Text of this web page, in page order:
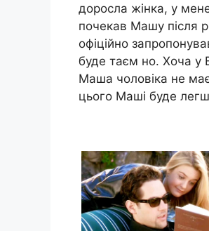
доросла жінка, у
почекав Машу після
офіційно
буде таєм но. Хоча у
Маша чоловіка не
цього Маші буде